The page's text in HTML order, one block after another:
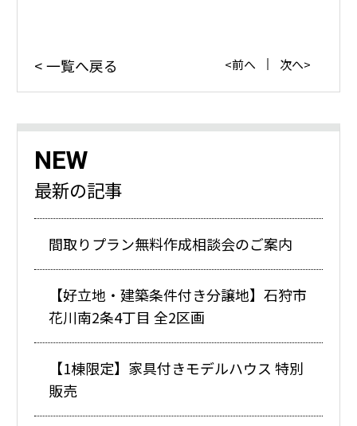
一覧へ戻る 前へ 次へ
NEW
最新の記事
間取りプラン無料作成相談会のご案内
【好立地・建築条件付き分譲地】石狩市
花川南2条4丁目 全2区画
【1棟限定】家具付きモデルハウス 特別
販売